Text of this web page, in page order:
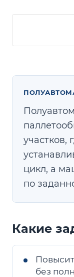
участков,
цикл, а
по
Какие
без